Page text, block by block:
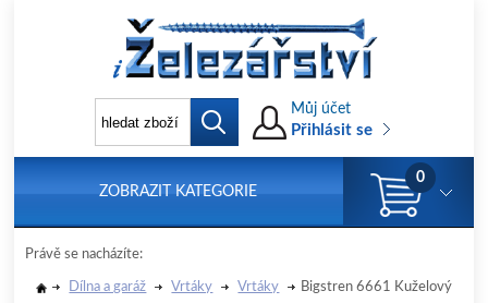
Můj účet
Přihlásit se
ZOBRAZIT KATEGORIE
0
Právě se nacházíte:
Dílna a garáž Vrtáky Vrtáky Bigstren 6661 Kuželový